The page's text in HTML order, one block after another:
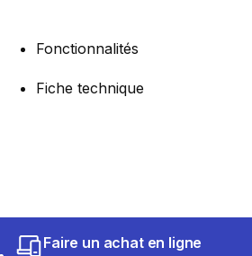
Fonctionnalités
Fiche technique
Faire un achat en ligne